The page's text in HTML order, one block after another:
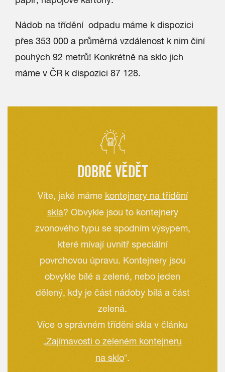
Nádob na třídění odpadu máme k dispozici
přes 353 000 a průměrná vzdálenost k nim činí
pouhých 92 metrů! Konkrétně na sklo jich
máme v ČR k dispozici 87 128.
DOBRÉ VĚDĚT
Víte, jaké máme kontejnery na třídění
skla? Obvykle jsou to kontejnery
zvonového typu se spodním výsypem,
které mívají uvnitř speciální
povrchovou úpravu. Kontejnery jsou
obvykle bílé a zelené, nebo jeden
dělený, kdy je část nádoby bílá a část
zelená.
Více o správném třídění skla v článku
„Zajímavosti o zeleném kontejneru
na sklo“.